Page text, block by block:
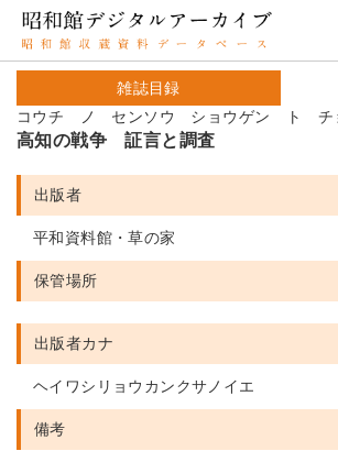
雑誌目録
コウチ ノ センソウ ショウゲン ト チ
高知の戦争 証言と調査
出版者
平和資料館・草の家
保管場所
出版者カナ
ヘイワシリョウカンクサノイエ
備考